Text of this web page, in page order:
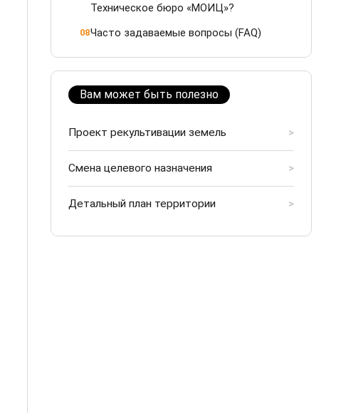
Техническое бюро «МОИЦ»?
08Часто задаваемые вопросы (FAQ)
Вам может быть полезно
Проект рекультивации земель >
Смена целевого назначения >
Детальный план территории >